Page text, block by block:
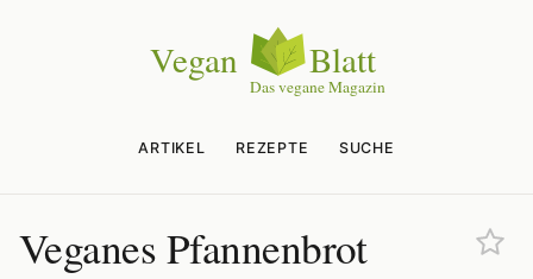
ARTIKEL REZEPTE SUCHE
Veganes Pfannenbrot